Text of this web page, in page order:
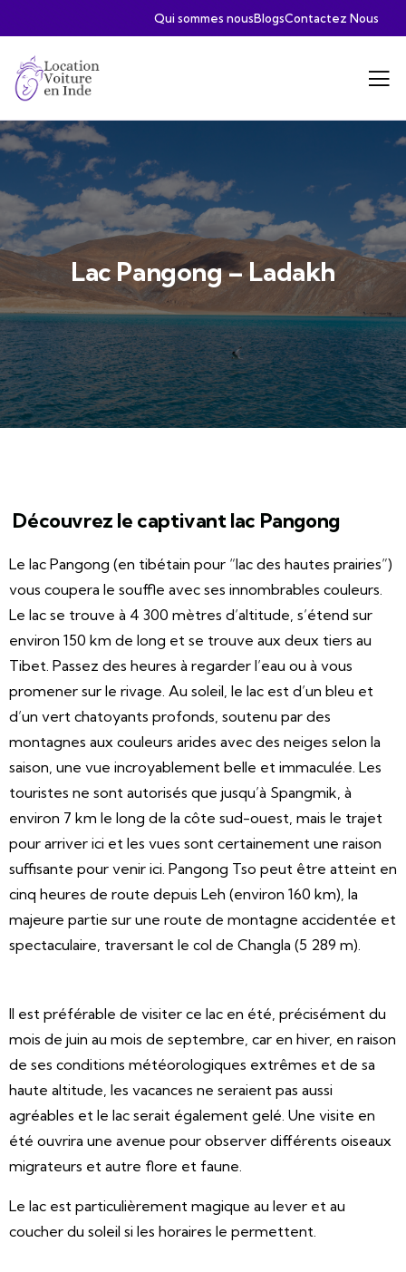
Qui sommes nousBlogsContactez Nous
Lac Pangong – Ladakh
Découvrez le captivant lac Pangong
Le lac Pangong (en tibétain pour “lac des hautes prairies”)
vous coupera le souffle avec ses innombrables couleurs.
Le lac se trouve à 4 300 mètres d’altitude, s’étend sur
environ 150 km de long et se trouve aux deux tiers au
Tibet. Passez des heures à regarder l’eau ou à vous
promener sur le rivage. Au soleil, le lac est d’un bleu et
d’un vert chatoyants profonds, soutenu par des
montagnes aux couleurs arides avec des neiges selon la
saison, une vue incroyablement belle et immaculée. Les
touristes ne sont autorisés que jusqu’à Spangmik, à
environ 7 km le long de la côte sud-ouest, mais le trajet
pour arriver ici et les vues sont certainement une raison
suffisante pour venir ici. Pangong Tso peut être atteint en
cinq heures de route depuis Leh (environ 160 km), la
majeure partie sur une route de montagne accidentée et
spectaculaire, traversant le col de Changla (5 289 m).
Il est préférable de visiter ce lac en été, précisément du
mois de juin au mois de septembre, car en hiver, en raison
de ses conditions météorologiques extrêmes et de sa
haute altitude, les vacances ne seraient pas aussi
agréables et le lac serait également gelé. Une visite en
été ouvrira une avenue pour observer différents oiseaux
migrateurs et autre flore et faune.
Le lac est particulièrement magique au lever et au
coucher du soleil si les horaires le permettent.